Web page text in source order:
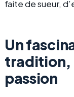
faite de sueur,
Un
tradition,
passion